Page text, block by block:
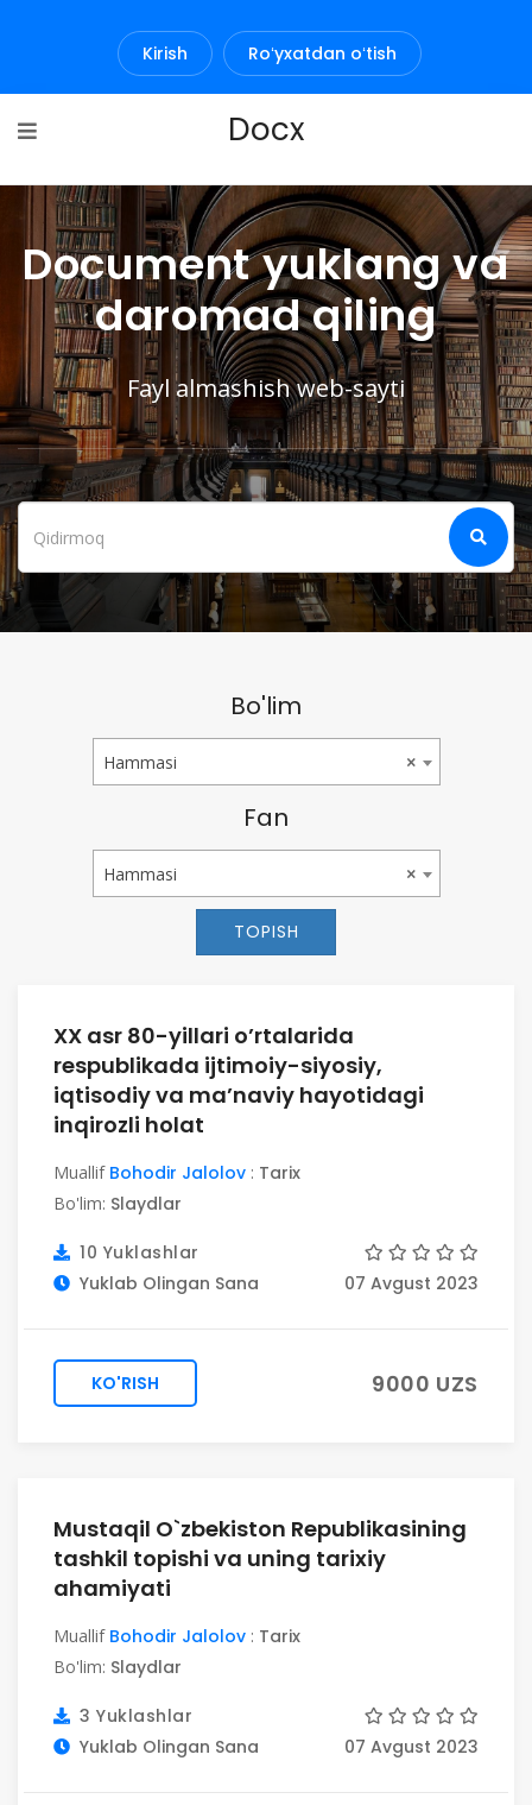
Kirish Roʻyxatdan oʻtish
Docx
Document yuklang va
daromad qiling
Fayl almashish web-sayti
Bo'lim
Hammasi ×
Hammasi
Fan
Hammasi ×
Hammasi
TOPISH
XX asr 80-yillari o’rtalarida
respublikada ijtimoiy-siyosiy,
iqtisodiy va ma’naviy hayotidagi
inqirozli holat
Muallif Bohodir Jalolov : Tarix
Bo'lim: Slaydlar
10 Yuklashlar
Yuklab Olingan Sana
07 Avgust 2023
KO'RISH 9000 UZS
Mustaqil O`zbekiston Republikasining
tashkil topishi va uning tarixiy
ahamiyati
Muallif Bohodir Jalolov : Tarix
Bo'lim: Slaydlar
3 Yuklashlar
Yuklab Olingan Sana
07 Avgust 2023